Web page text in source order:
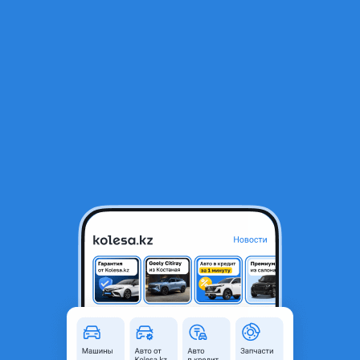
Задний мост Toyota, Lexus
Алматы, Алматинская